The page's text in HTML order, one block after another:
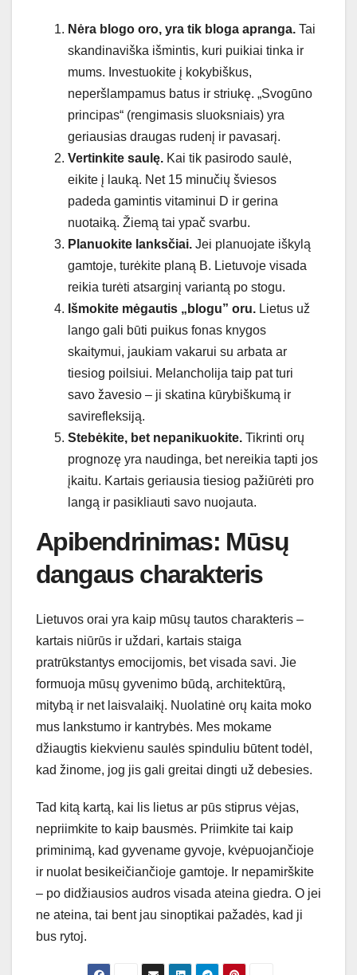
Nėra blogo oro, yra tik bloga apranga. Tai
skandinaviška išmintis, kuri puikiai tinka ir
mums. Investuokite į kokybiškus,
neperšlampamus batus ir striukę. „Svogūno
principas“ (rengimasis sluoksniais) yra
geriausias draugas rudenį ir pavasarį.
Vertinkite saulę. Kai tik pasirodo saulė,
eikite į lauką. Net 15 minučių šviesos
padeda gamintis vitaminui D ir gerina
nuotaiką. Žiemą tai ypač svarbu.
Planuokite lanksčiai. Jei planuojate iškylą
gamtoje, turėkite planą B. Lietuvoje visada
reikia turėti atsarginį variantą po stogu.
Išmokite mėgautis „blogu” oru. Lietus už
lango gali būti puikus fonas knygos
skaitymui, jaukiam vakarui su arbata ar
tiesiog poilsiui. Melancholija taip pat turi
savo žavesio – ji skatina kūrybiškumą ir
savirefleksiją.
Stebėkite, bet nepanikuokite. Tikrinti orų
prognozę yra naudinga, bet nereikia tapti jos
įkaitu. Kartais geriausia tiesiog pažiūrėti pro
langą ir pasikliauti savo nuojauta.
Apibendrinimas: Mūsų
dangaus charakteris
Lietuvos orai yra kaip mūsų tautos charakteris –
kartais niūrūs ir uždari, kartais staiga
pratrūkstantys emocijomis, bet visada savi. Jie
formuoja mūsų gyvenimo būdą, architektūrą,
mitybą ir net laisvalaikį. Nuolatinė orų kaita moko
mus lankstumo ir kantrybės. Mes mokame
džiaugtis kiekvienu saulės spinduliu būtent todėl,
kad žinome, jog jis gali greitai dingti už debesies.
Tad kitą kartą, kai lis lietus ar pūs stiprus vėjas,
nepriimkite to kaip bausmės. Priimkite tai kaip
priminimą, kad gyvename gyvoje, kvėpuojančioje
ir nuolat besikeičiančioje gamtoje. Ir nepamirškite
– po didžiausios audros visada ateina giedra. O jei
ne ateina, tai bent jau sinoptikai pažadės, kad ji
bus rytoj.